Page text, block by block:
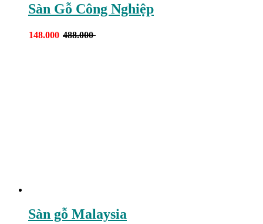
Sàn Gỗ Công Nghiệp
148.000 488.000
Sàn gỗ Malaysia